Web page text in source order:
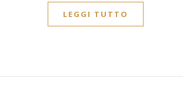
LEGGI TUTTO